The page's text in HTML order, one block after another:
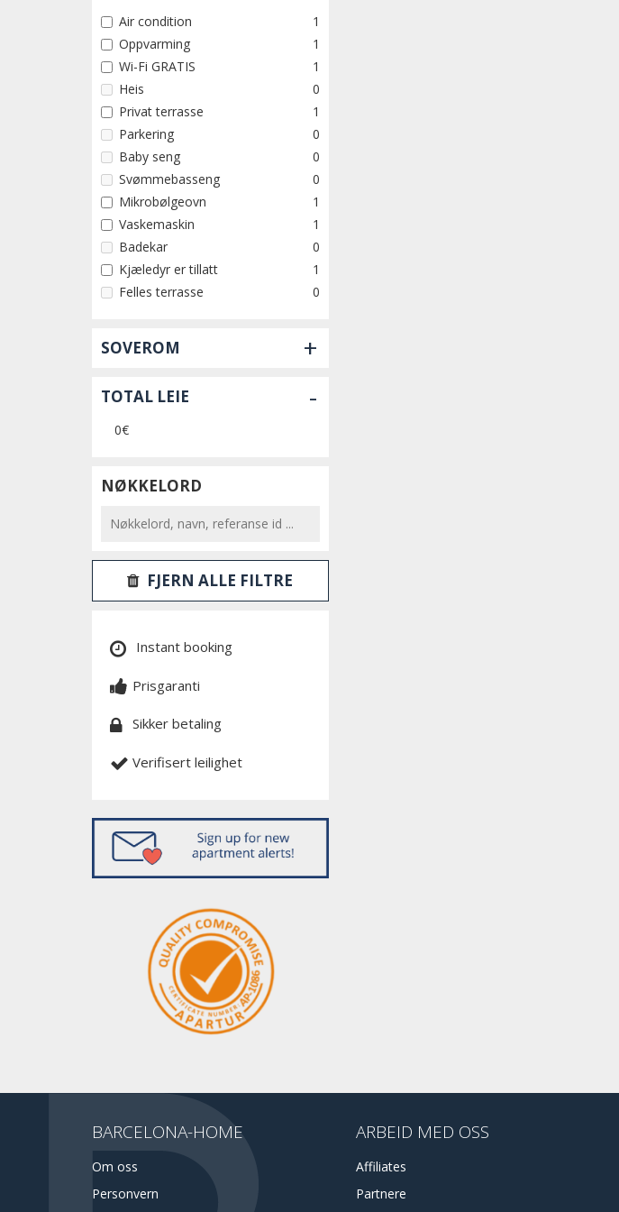
Air condition
1
Oppvarming
1
Wi-Fi GRATIS
1
Heis
0
Privat terrasse
1
Parkering
0
Baby seng
0
Svømmebasseng
0
Mikrobølgeovn
1
Vaskemaskin
1
Badekar
0
Kjæledyr er tillatt
1
Felles terrasse
0
SOVEROM +
TOTAL LEIE -
0€
NØKKELORD
FJERN ALLE FILTRE
Instant booking
Prisgaranti
Sikker betaling
Verifisert leilighet
BARCELONA-HOME
Om oss
Personvern
ARBEID MED OSS
Affiliates
Partnere